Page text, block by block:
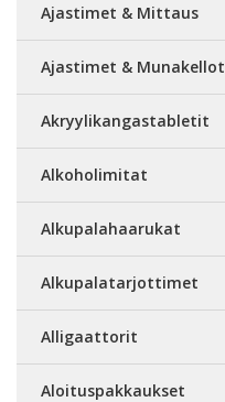
Ajastimet & Mittaus
Ajastimet & Munakellot
Akryylikangastabletit
Alkoholimitat
Alkupalahaarukat
Alkupalatarjottimet
Alligaattorit
Aloituspakkaukset